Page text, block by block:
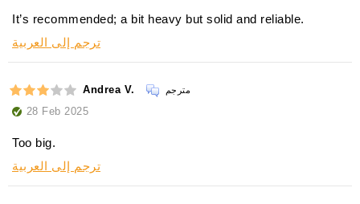
It’s recommended; a bit heavy but solid and reliable.
ترجم إلى العربية
Andrea V. مترجم
28 Feb 2025
Too big.
ترجم إلى العربية